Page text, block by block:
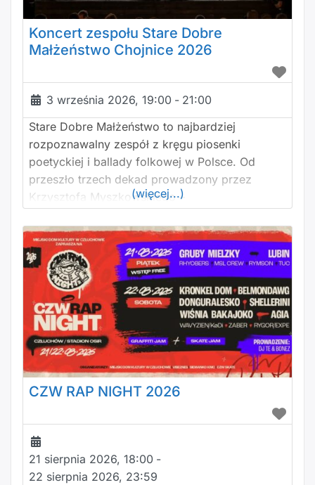
Koncert zespołu Stare Dobre
Małżeństwo Chojnice 2026
3 września 2026, 19:00 - 21:00
Stare Dobre Małżeństwo to najbardziej
rozpoznawalny zespół z kręgu piosenki
poetyckiej i ballady folkowej w Polsce. Od
przeszło trzech dekad prowadzony przez
Krzysztofa Myszkowskiego –
autora o studenckim rodowodzie. Skład
zespołu: Krzysztof Myszkowski – śpiew, gitara,
harmonijka ustna Wojciech Czemplik – skrzypce
Tomasz Pierzchniak – kontrabas, gitara basowa,
melodyka Bolesław Pietraszkiewicz – gitary
Beata Koptas –
(więcej...)
CZW RAP NIGHT 2026
21 sierpnia 2026, 18:00 -
22 sierpnia 2026, 23:59